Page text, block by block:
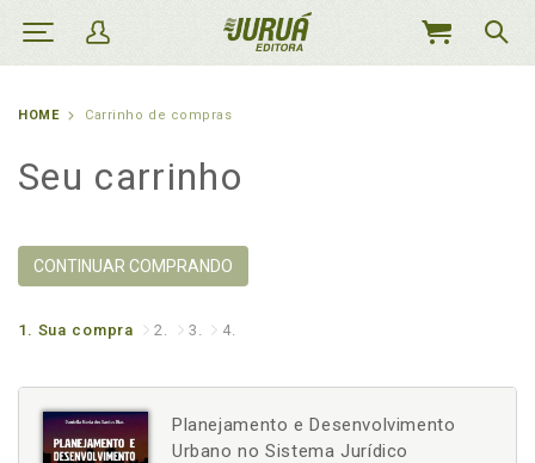
MEU
HOME Carrinho de compras
Seu carrinho
CONTINUAR COMPRANDO
1. Sua compra 2. 3. 4.
Planejamento e Desenvolvimento
Urbano no Sistema Jurídico